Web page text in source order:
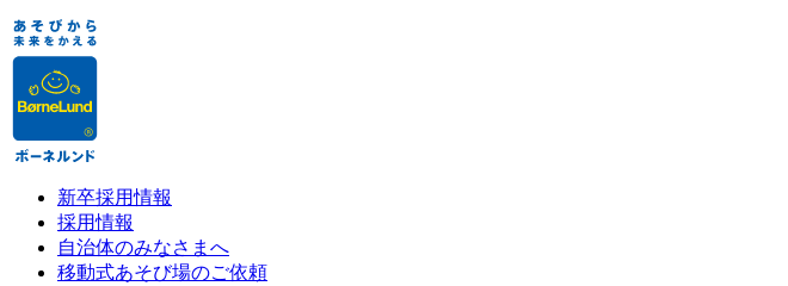
新卒採用情報
採用情報
自治体のみなさまへ
移動式あそび場のご依頼